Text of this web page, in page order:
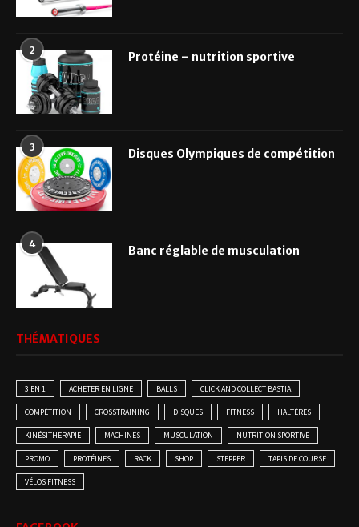
2 Protéine – nutrition sportive
3 Disques Olympiques de compétition
4 Banc réglable de musculation
THÉMATIQUES
3 EN 1 ACHETER EN LIGNE BALLS CLICK AND COLLECT BASTIA
COMPÉTITION CROSSTRAINING DISQUES FITNESS HALTÈRES
KINÉSITHERAPIE MACHINES MUSCULATION NUTRITION SPORTIVE
PROMO PROTÉINES RACK SHOP STEPPER TAPIS DE COURSE
VÉLOS FITNESS